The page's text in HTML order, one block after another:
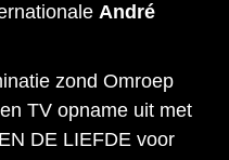
André
zond Omroep
TV opname uit met
DE LIEFDE voor